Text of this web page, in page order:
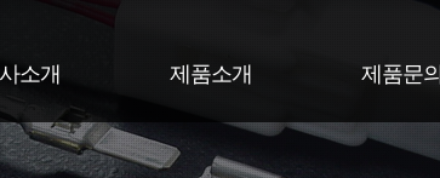
소개 제품소개 제품문의